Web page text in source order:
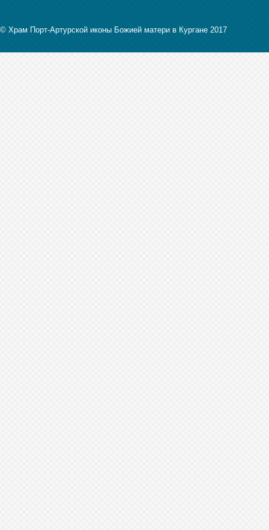
© Храм Порт-Артурской иконы Божией матери в Кургане 2017